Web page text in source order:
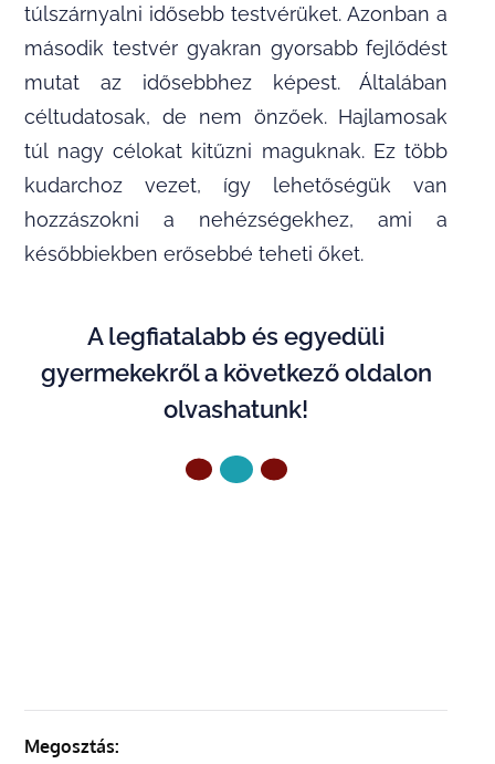
túlszárnyalni idősebb testvérüket. Azonban a
második testvér gyakran gyorsabb fejlődést
mutat az idősebbhez képest. Általában
céltudatosak, de nem önzőek. Hajlamosak
túl nagy célokat kitűzni maguknak. Ez több
kudarchoz vezet, így lehetőségük van
hozzászokni a nehézségekhez, ami a
későbbiekben erősebbé teheti őket.
A legfiatalabb és egyedüli
gyermekekről a következő oldalon
olvashatunk!
Megosztás: